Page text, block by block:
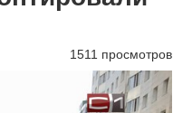
1511 просмотров